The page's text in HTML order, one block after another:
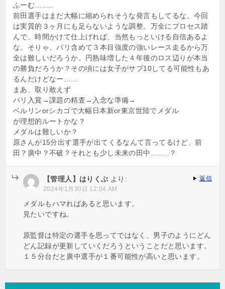
ふーむ……..
前田選手はまだ大幅に縮められそうな発言もしてるな。今回
は実質的３ヶ月にも足らないような調整。万全にプロセス踏
んで、時間かけて仕上げれば、当然もっといける自信あるよ
な。そりゃ。パリ含めて３本目強度の強いレース走るから万
全は難しいだろうか。円熟味増した４年後のロス辺りが本当
の勝負だろうか？その頃には女子がサブ10してる可能性もあ
るんだけどなー……
まあ、取り敢えず
パリ入賞→課題の精査→入念な準備→
ベルリンorシカゴで大幅日本新or東京世陸でメダル
が理想的ルートかな？
メダルは難しいか？
原さんが15分出す選手が出てくるなんて言ってるけど、前
田？廣中？不破？それとも少し未来の田中……..？
【管理人】はりくぶ より:
2024年1月30日 12:04 AM
メダルもハマればあると思います。
見たいですね。
原監督は特定の選手を思ってではなく、男子のようにどん
どん記録が更新していくだろうということだと思います。
１５分台だと廣中選手が１番可能性が高いと思います。
返信